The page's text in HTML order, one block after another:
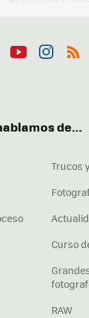
de...
Trucos
Curso
RAW